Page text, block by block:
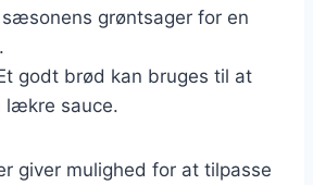
grøntsager for en
godt brød kan bruges til at
lækre sauce.
giver mulighed for at tilpasse